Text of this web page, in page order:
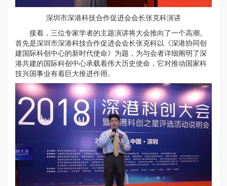
深圳市深港科技合作促进会会长张克科演讲
接着，三位专家学者的主题演讲将大会推向了一个高潮。
首先是深圳市深港科技合作促进会会长张克科以《深港协同创
建国际科创中心的新时代使命》为题，为与会者详细阐明了深
港共建的国际科创中心承载着伟大历史使命，它对推动国家科
技兴国事业有着巨大推进作用。